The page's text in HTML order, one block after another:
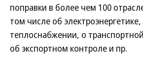
поправки в более чем 100
том числе об электроэнергетике,
теплоснабжении, о
об экспортном контроле и пр.